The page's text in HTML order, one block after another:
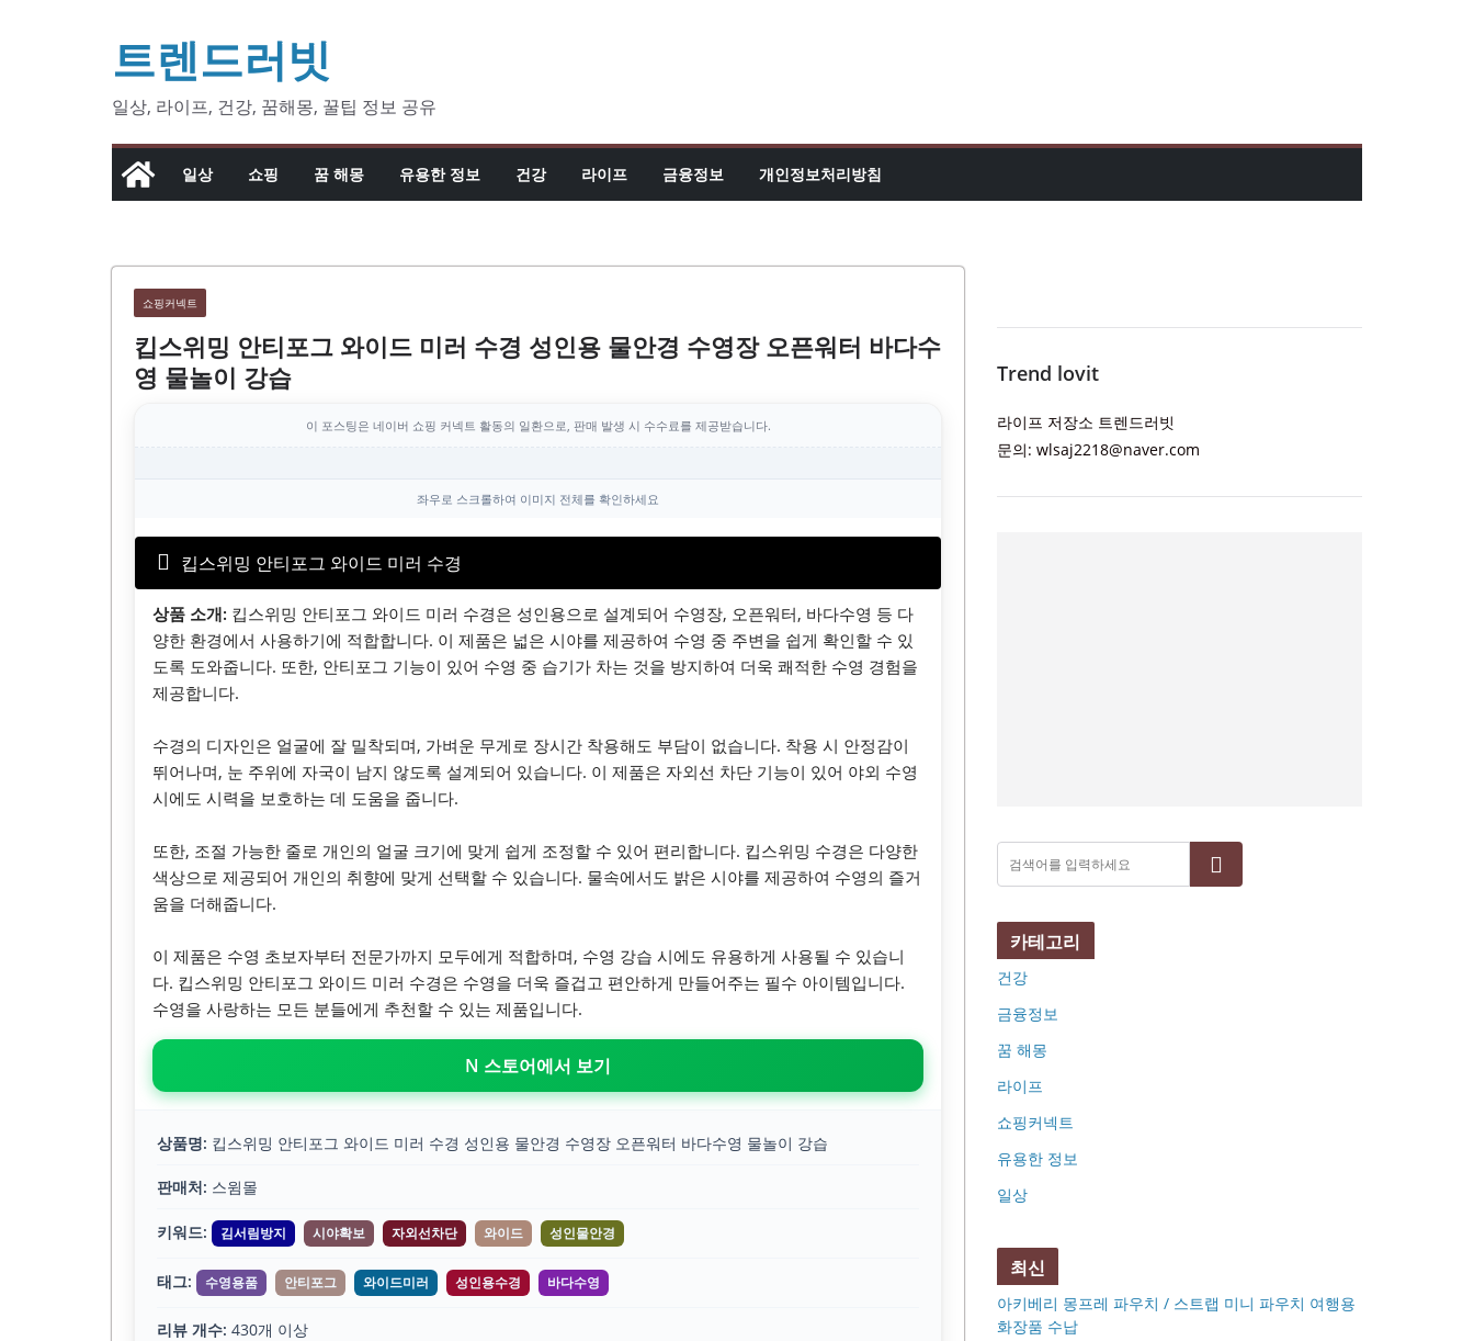
트렌드러빗
일상, 라이프, 건강, 꿈해몽, 꿀팁 정보 공유
일상 쇼핑 꿈 해몽 유용한 정보 건강 라이프 금융정보 개인정보처리방침
쇼핑커넥트
킵스위밍 안티포그 와이드 미러 수경 성인용 물안경 수영장 오픈워터 바다수
영 물놀이 강습
이 포스팅은 네이버 쇼핑 커넥트 활동의 일환으로, 판매 발생 시 수수료를 제공받습니다.
좌우로 스크롤하여 이미지 전체를 확인하세요
킵스위밍 안티포그 와이드 미러 수경
상품 소개: 킵스위밍 안티포그 와이드 미러 수경은 성인용으로 설계되어 수영장, 오픈워터, 바다수영 등 다
양한 환경에서 사용하기에 적합합니다. 이 제품은 넓은 시야를 제공하여 수영 중 주변을 쉽게 확인할 수 있
도록 도와줍니다. 또한, 안티포그 기능이 있어 수영 중 습기가 차는 것을 방지하여 더욱 쾌적한 수영 경험을
제공합니다.
수경의 디자인은 얼굴에 잘 밀착되며, 가벼운 무게로 장시간 착용해도 부담이 없습니다. 착용 시 안정감이
뛰어나며, 눈 주위에 자국이 남지 않도록 설계되어 있습니다. 이 제품은 자외선 차단 기능이 있어 야외 수영
시에도 시력을 보호하는 데 도움을 줍니다.
또한, 조절 가능한 줄로 개인의 얼굴 크기에 맞게 쉽게 조정할 수 있어 편리합니다. 킵스위밍 수경은 다양한
색상으로 제공되어 개인의 취향에 맞게 선택할 수 있습니다. 물속에서도 밝은 시야를 제공하여 수영의 즐거
움을 더해줍니다.
이 제품은 수영 초보자부터 전문가까지 모두에게 적합하며, 수영 강습 시에도 유용하게 사용될 수 있습니
다. 킵스위밍 안티포그 와이드 미러 수경은 수영을 더욱 즐겁고 편안하게 만들어주는 필수 아이템입니다.
수영을 사랑하는 모든 분들에게 추천할 수 있는 제품입니다.
N 스토어에서 보기
상품명: 킵스위밍 안티포그 와이드 미러 수경 성인용 물안경 수영장 오픈워터 바다수영 물놀이 강습
판매처: 스윔몰
키워드: 김서림방지 시야확보 자외선차단 와이드 성인물안경
태그: 수영용품 안티포그 와이드미러 성인용수경 바다수영
리뷰 개수: 430개 이상
Trend lovit
라이프 저장소 트렌드러빗
문의: wlsaj2218@naver.com
검색
카테고리
건강
금융정보
꿈 해몽
라이프
쇼핑커넥트
유용한 정보
일상
최신
아키베리 몽프레 파우치 / 스트랩 미니 파우치 여행용
화장품 수납